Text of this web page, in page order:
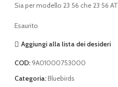
Sia per modello 23 56 che 23 56 AT
Esaurito
Aggiungi alla lista dei desideri
COD:9A01000753000
Categoria:Bluebirds